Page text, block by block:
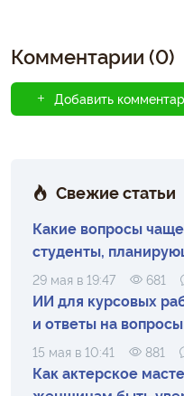
Комментарии (0)
Добавить
Свежие статьи
Какие вопросы
студенты,
29 мая в 19:47 681
ИИ для курсовых
и ответы на вопросы
15 мая в 10:41 881
Как актерское